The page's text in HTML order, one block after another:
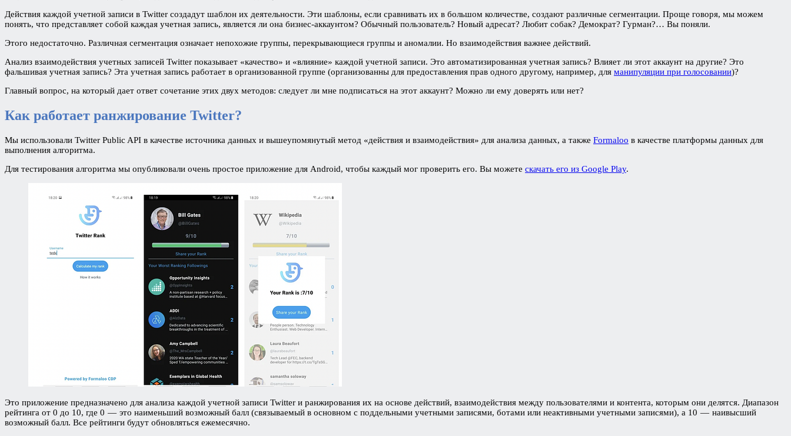
Действия каждой учетной записи в Twitter создадут шаблон их деятельности. Эти шаблоны, если сравнивать их в большом количестве, создают различные сегментации. Проще говоря, мы можем
понять, что представляет собой каждая учетная запись, является ли она бизнес-аккаунтом? Обычный пользователь? Новый адресат? Любит собак? Демократ? Гурман?… Вы поняли.
Этого недостаточно. Различная сегментация означает непохожие группы, перекрывающиеся группы и аномалии. Но взаимодействия важнее действий.
Анализ взаимодействия учетных записей Twitter показывает «качество» и «влияние» каждой учетной записи. Это автоматизированная учетная запись? Влияет ли этот аккаунт на другие? Это
фальшивая учетная запись? Эта учетная запись работает в организованной группе (организованны для предоставления прав одного другому, например, для манипуляции при голосовании)?
Главный вопрос, на который дает ответ сочетание этих двух методов: следует ли мне подписаться на этот аккаунт? Можно ли ему доверять или нет?
Как работает ранжирование Twitter?
Мы использовали Twitter Public API в качестве источника данных и вышеупомянутый метод «действия и взаимодействия» для анализа данных, а также Formaloo в качестве платформы данных для
выполнения алгоритма.
Для тестирования алгоритма мы опубликовали очень простое приложение для Android, чтобы каждый мог проверить его. Вы можете скачать его из Google Play.
Это приложение предназначено для анализа каждой учетной записи Twitter и ранжирования их на основе действий, взаимодействия между пользователями и контента, которым они делятся. Диапазон
рейтинга от 0 до 10, где 0 — это наименьший возможный балл (связываемый в основном с поддельными учетными записями, ботами или неактивными учетными записями), а 10 — наивысший
возможный балл. Все рейтинги будут обновляться ежемесячно.